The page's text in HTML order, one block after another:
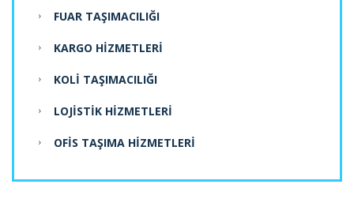
FUAR TAŞIMACILIĞI
KARGO HIZMETLERI
KOLI TAŞIMACILIĞI
LOJISTIK HIZMETLERI
OFIS TAŞIMA HIZMETLERI